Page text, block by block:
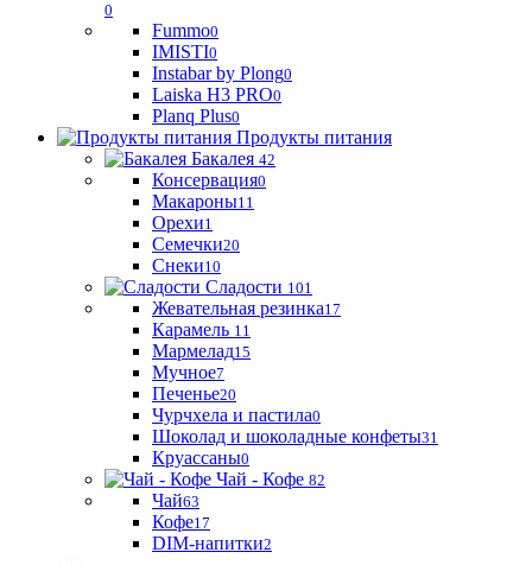
0
Fummo0
IMISTI0
Instabar by Plong0
Laiska H3 PRO0
Planq Plus0
Продукты питания
Бакалея 42
Консервация0
Макароны11
Орехи1
Семечки20
Снеки10
Сладости 101
Жевательная резинка17
Карамель 11
Мармелад15
Мучное7
Печенье20
Чурчхела и пастила0
Шоколад и шоколадные конфеты31
Круассаны0
Чай - Кофе 82
Чай63
Кофе17
DIM-напитки2